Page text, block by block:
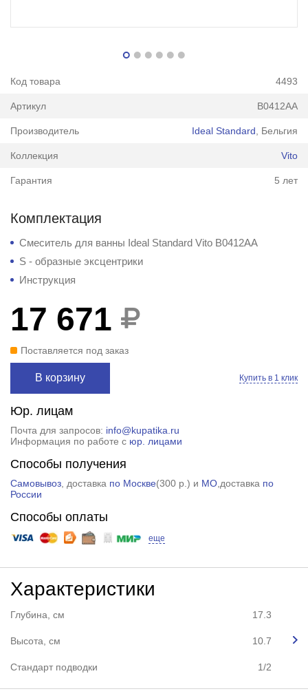
Код товара 4493
Артикул B0412AA
Производитель Ideal Standard , Бельгия
Коллекция Vito
Гарантия 5 лет
Комплектация
Смеситель для ванны Ideal Standard Vito B0412AA
S - образные эксцентрики
Инструкция
17 671
Поставляется под заказ
В корзину Купить в 1 клик
Юр. лицам
Почта для запросов: info@kupatika.ru
Информация по работе с юр. лицами
Способы получения
Самовывоз, доставка по Москве(300 р. ) и МО,доставка по
России
Способы оплаты
еще
Характеристики
Глубина, см 17.3
Высота, см 10.7
Стандарт подводки 1/2